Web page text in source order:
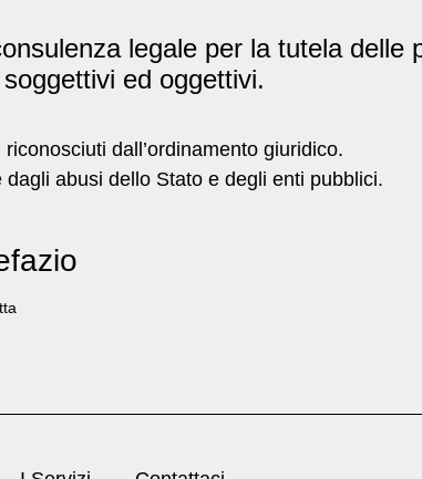
legale per la tutela delle
ed oggettivi.
dall’ordinamento giuridico.
abusi dello Stato e degli enti pubblici.